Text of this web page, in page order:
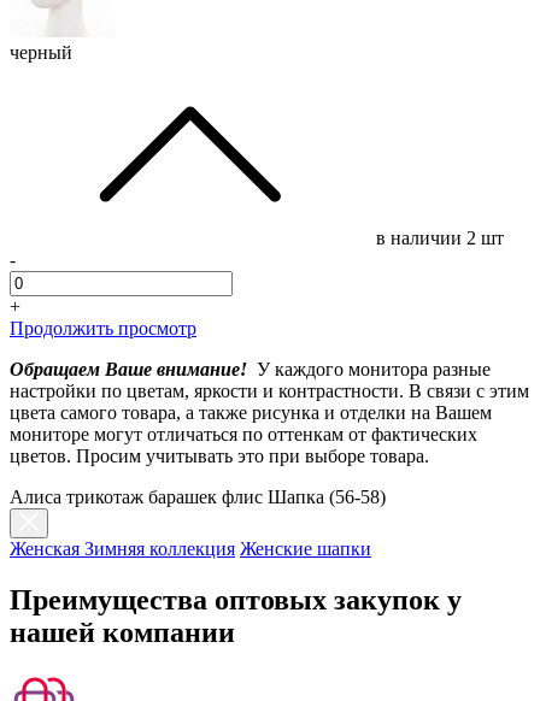
черный
в наличии 2 шт
-
+
Продолжить просмотр
Обращаем Ваше внимание! У каждого монитора разные
настройки по цветам, яркости и контрастности. В связи с этим
цвета самого товара, а также рисунка и отделки на Вашем
мониторе могут отличаться по оттенкам от фактических
цветов. Просим учитывать это при выборе товара.
Алиса трикотаж барашек флис Шапка (56-58)
Женская Зимняя коллекция Женские шапки
Преимущества оптовых закупок у
нашей компании